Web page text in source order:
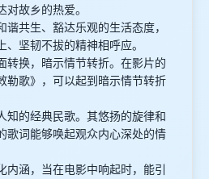
故乡的热爱。
共生、豁达乐观的生活态度，
坚韧不拔的精神相呼应。
转换，暗示情节转折。在影片的
勒歌》，可以起到暗示情节转折
知的经典民歌。其悠扬的旋律和
歌词能够唤起观众内心深处的情
内涵，当在电影中响起时，能引